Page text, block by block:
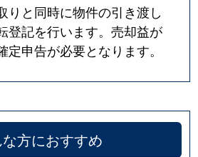
りと同時に物件の引き渡し
登記を行います。売却益が
定申告が必要となります。
方におすすめ